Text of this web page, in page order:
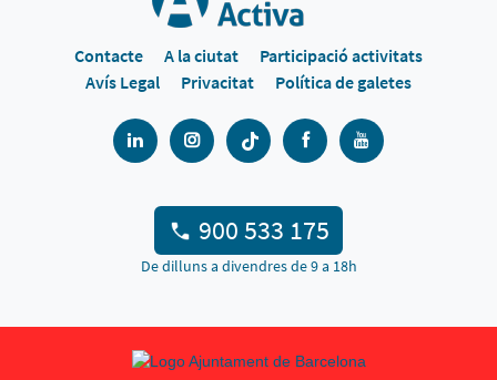
Contacte A la ciutat
Participació activitats
Avís Legal
Privacitat Política de galetes
900 533 175
De dilluns a divendres de 9 a 18h